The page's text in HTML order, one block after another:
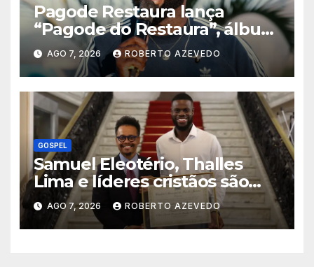
Pagode Restaura lança
“Pagode do Restaura”, álbum
gravado ao vivo em Madureira
(RJ)
AGO 7, 2026 ROBERTO AZEVEDO
GOSPEL
Samuel Eleotério, Thalles
Lima e líderes cristãos são
homenageados na Câmara
Municipal do Rio de Janeiro
AGO 7, 2026 ROBERTO AZEVEDO